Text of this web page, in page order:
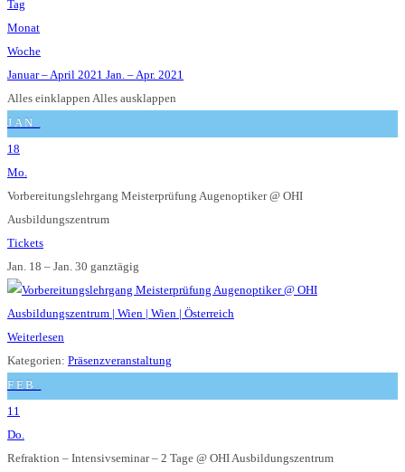
Tag
Monat
Woche
Januar – April 2021 Jan. – Apr. 2021
Alles einklappen Alles ausklappen
JAN.
18
Mo.
Vorbereitungslehrgang Meisterprüfung Augenoptiker@ OHI
Ausbildungszentrum
Tickets
Jan. 18 – Jan. 30 ganztägig
Weiterlesen
Kategorien: Präsenzveranstaltung
FEB.
11
Do.
Refraktion – Intensivseminar – 2 Tage @ OHI Ausbildungszentrum